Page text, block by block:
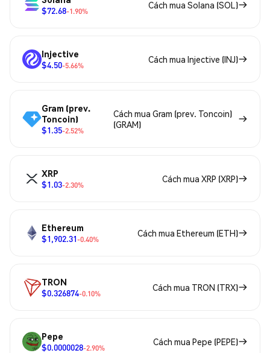
$72.68-1.90%
Cách mua Solana (SOL)
Injective
$4.50-5.66%
Cách mua Injective (INJ)
Gram (prev.
Toncoin)
$1.35-2.52%
Cách mua Gram (prev. Toncoin)
(GRAM)
XRP
$1.03-2.30%
Cách mua XRP (XRP)
Ethereum
$1,902.31-0.40%
Cách mua Ethereum (ETH)
TRON
$0.326874-0.10%
Cách mua TRON (TRX)
Pepe
$0.0000028-2.90%
Cách mua Pepe (PEPE)